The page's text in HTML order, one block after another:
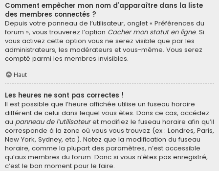
Comment empêcher mon nom d’apparaître dans la liste
des membres connectés ?
Depuis votre panneau de l’utilisateur, onglet « Préférences du
forum », vous trouverez l’option Cacher mon statut en ligne. Si
vous activez cette option vous ne serez visible que par les
administrateurs, les modérateurs et vous-même. Vous serez
compté parmi les membres invisibles.
Haut
Les heures ne sont pas correctes !
Il est possible que l’heure affichée utilise un fuseau horaire
différent de celui dans lequel vous êtes. Dans ce cas, accédez
au panneau de l’utilisateuret modifiez le fuseau horaire afin qu’il
corresponde à la zone où vous vous trouvez (ex : Londres, Paris,
New York, Sydney, etc.). Notez que la modification du fuseau
horaire, comme la plupart des paramètres, n’est accessible
qu’aux membres du forum. Donc si vous n’êtes pas enregistré,
c’est le bon moment pour le faire.